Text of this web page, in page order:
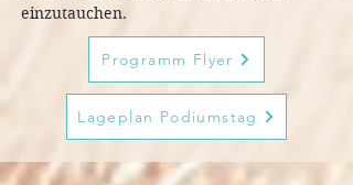
einzutauchen. ​
Programm Flyer
Lageplan Podiumstag